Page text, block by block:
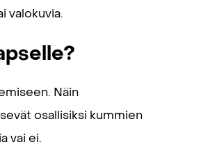
valokuvia.
Näin
osallisiksi kummien
vai ei.